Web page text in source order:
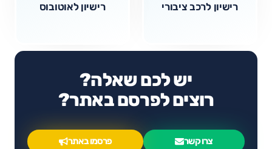
רישיון לרכב ציבורי רישיון לאוטובוס
יש לכם שאלה?
רוצים לפרסם באתר?
צרו קשר פרסמו באתר